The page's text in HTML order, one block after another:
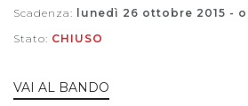
Scadenza: lunedì 26 ottobre 2015 -
Stato: CHIUSO
VAI AL BANDO